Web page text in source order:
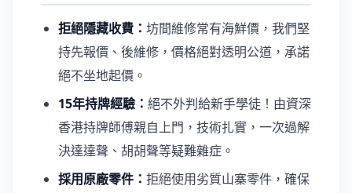
拒絕隱藏收費： 坊間維修常有海鮮價，我們堅
持先報價、後維修，價格絕對透明公道，承諾
絕不坐地起價。
15年持牌經驗： 絕不外判給新手學徒！由資深
香港持牌師傅親自上門，技術扎實，一次過解
決達達聲、胡胡聲等疑難雜症。
採用原廠零件： 拒絕使用劣質山寨零件，確保